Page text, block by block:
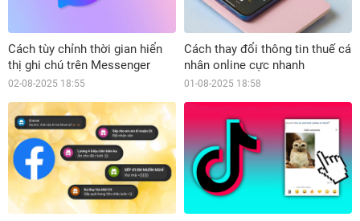
Cách tùy chỉnh thời gian hiển
thị ghi chú trên Messenger
02-08-2025 18:55
Cách thay đổi thông tin thuế cá
nhân online cực nhanh
01-08-2025 18:58